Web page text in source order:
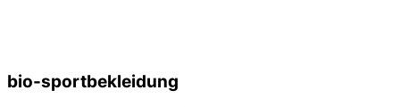
bio-sportbekleidung